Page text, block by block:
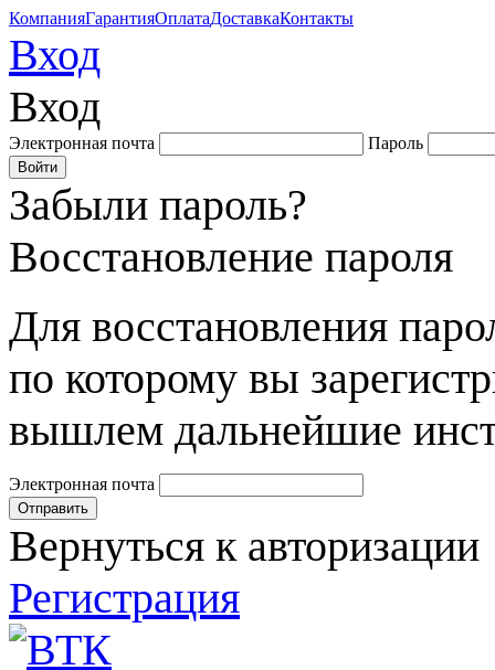
КомпанияГарантияОплатаДоставкаКонтакты
Вход
Вход
Электронная почта Пароль
Забыли пароль?
Восстановление пароля
Для восстановления
по которому вы
вышлем дальнейшие
Электронная почта
Вернуться к авторизации
Регистрация